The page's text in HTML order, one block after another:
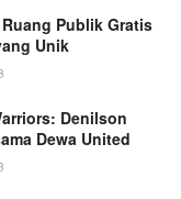
Publik Gratis
Unik
Denilson
Dewa United